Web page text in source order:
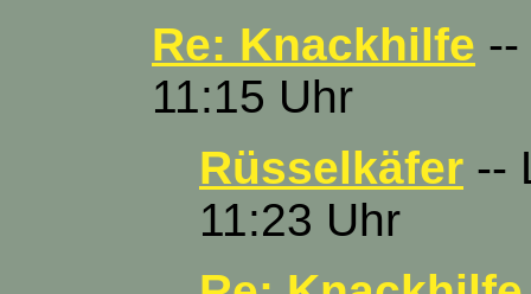
Re: Knackhilfe --
11:15 Uhr
Rüsselkäfer --
11:23 Uhr